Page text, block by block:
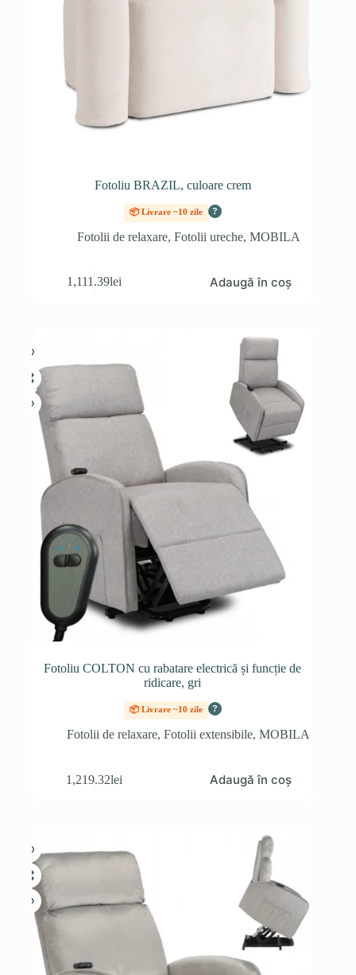
Fotoliu BRAZIL, culoare crem
📦 Livrare ~10 zile ?
Fotolii de relaxare, Fotolii ureche, MOBILA
1,111.39lei Adaugă în coș
Fotoliu COLTON cu rabatare electrică și funcție de
ridicare, gri
📦 Livrare ~10 zile ?
Fotolii de relaxare,Fotolii extensibile,MOBILA
1,219.32lei Adaugă în coș